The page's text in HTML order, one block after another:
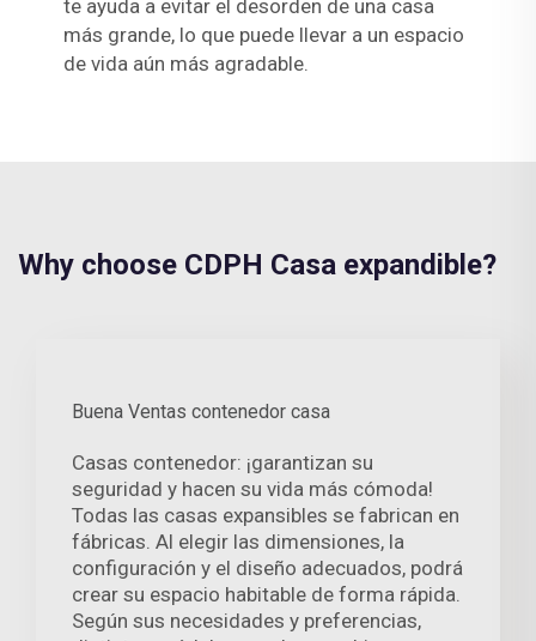
te ayuda a evitar el desorden de una casa
más grande, lo que puede llevar a un espacio
de vida aún más agradable.
Why choose CDPH Casa expandible?
Buena Ventas contenedor casa
Casas contenedor: ¡garantizan su
seguridad y hacen su vida más cómoda!
Todas las casas expansibles se fabrican en
fábricas. Al elegir las dimensiones, la
configuración y el diseño adecuados, podrá
crear su espacio habitable de forma rápida.
Según sus necesidades y preferencias,